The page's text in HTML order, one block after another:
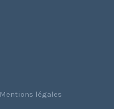
Mentions légales